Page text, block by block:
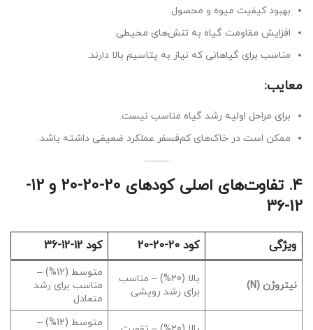
بهبود کیفیت میوه و محصول.
افزایش مقاومت گیاه به تنش‌های محیطی.
مناسب برای گیاهانی که نیاز به پتاسیم بالا دارند.
معایب:
برای مراحل اولیه رشد گیاه مناسب نیست.
ممکن است در خاک‌های کم‌فسفر عملکرد ضعیفی داشته باشد.
4.
تفاوت‌های اصلی کودهای 20-20-20 و 12-
12-36
ویژگی کود 20-20-20 کود 12-12-36
نیتروژن (N)
بالا (20%) – مناسب
برای رشد رویشی.
متوسط (12%) –
مناسب برای رشد
متعادل.
متوسط (12%) –